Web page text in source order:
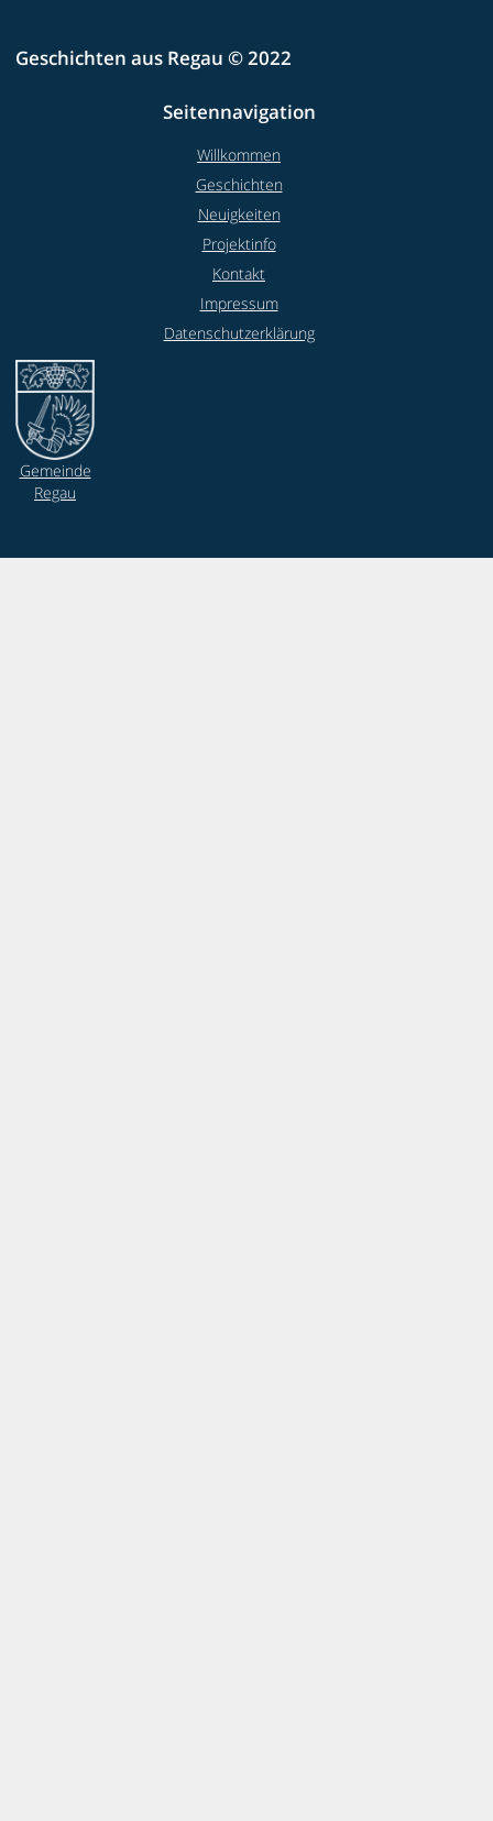
Geschichten aus Regau © 2022
Seitennavigation
Willkommen
Geschichten
Neuigkeiten
Projektinfo
Kontakt
Impressum
Datenschutzerklärung
Gemeinde
Regau